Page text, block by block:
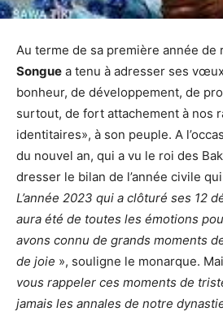
Au terme de sa première année de
Songue a tenu à adresser ses
bonheur, de développement, de
surtout, de fort attachement à nos
identitaires», à son peuple. A
du nouvel an, qui a vu le roi des
dresser le bilan de l’année civile
L’année 2023 qui a clôturé ses 12
aura été de toutes les émotions
avons connu de grands moments
de joie », souligne le monarque.
vous rappeler ces moments de
jamais les annales de notre